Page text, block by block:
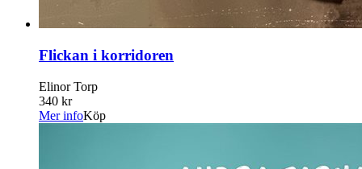
Flickan i korridoren
Elinor Torp
340 kr
Mer infoKöp